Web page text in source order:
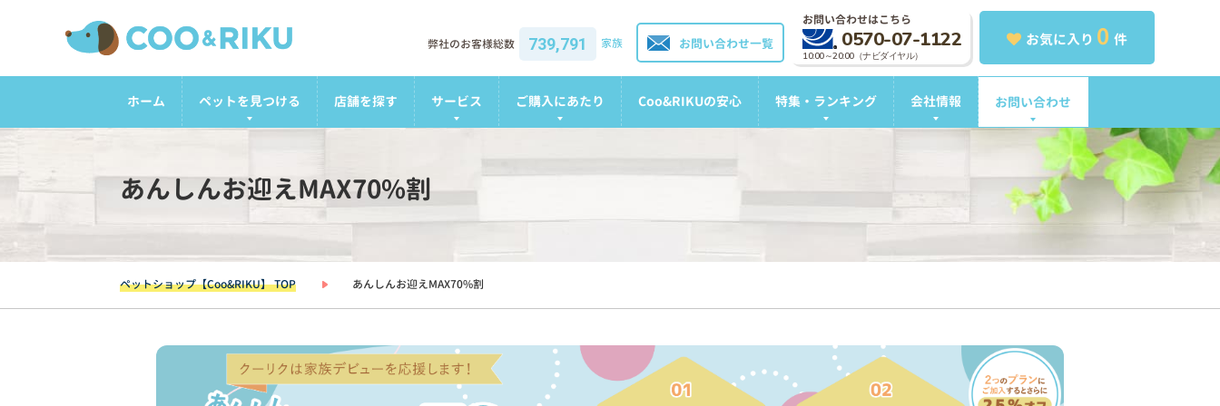
お気に入り 0 件
お問い合わせはこちら
0570-07-1122
10:00～20:00（ナビダイヤル）
お問い合わせ一覧
弊社のお客様総数 739,791 家族
ホーム ペットを見つける 店舗を探す サービス ご購入にあたり Coo&RIKUの安心 特集・ランキング 会社情報 お問い合わせ
あんしんお迎えMAX70%割
ペットショップ【Coo&RIKU】 TOP あんしんお迎えMAX70%割